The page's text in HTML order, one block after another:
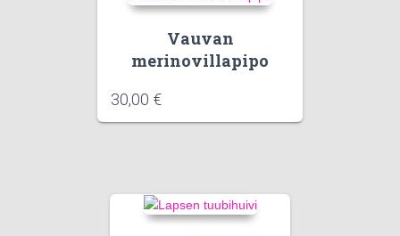
Vauvan
merinovillapipo
30,00 €